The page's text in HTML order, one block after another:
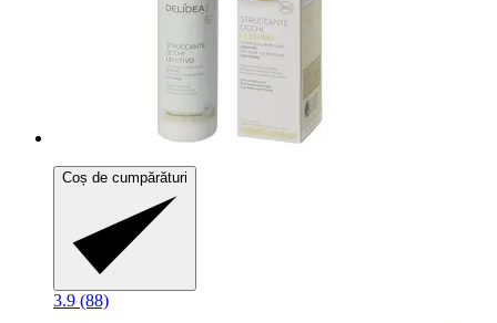
Coș de cumpărături
3.9 (88)